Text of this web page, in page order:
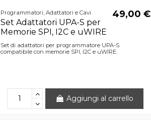
Programmatori, Adattatori e Cavi
Set Adattatori UPA-S per
Memorie SPI, I2C e uWIRE
49,00 €
Set di adattatori per programmatore UPA-S
compatibile con memorie SPI, I2C e uWIRE.
Aggiungi al carrello